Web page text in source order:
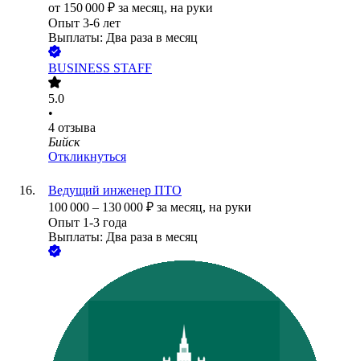
от 150 000 ₽ за месяц, на руки
Опыт 3-6 лет
Выплаты: Два раза в месяц
BUSINESS STAFF
5.0
•
4 отзыва
Бийск
Откликнуться
Ведущий инженер ПТО
100 000 – 130 000 ₽ за месяц, на руки
Опыт 1-3 года
Выплаты: Два раза в месяц